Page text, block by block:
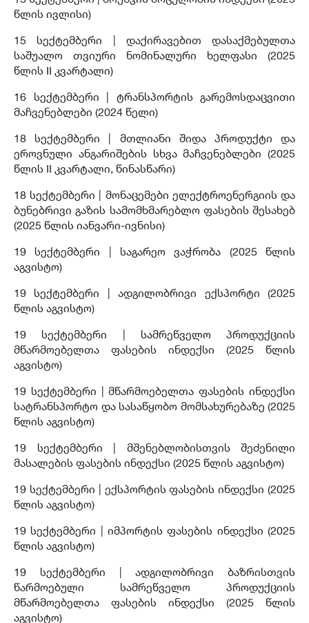
წლის ივლისი)
15 სექტემბერი | დაქირავებით დასაქმებულთა
საშუალო თვიური ნომინალური ხელფასი (2025
წლის II კვარტალი)
16 სექტემბერი | ტრანსპორტის გარემოსდაცვითი
მაჩვენებლები (2024 წელი)
18 სექტემბერი | მთლიანი შიდა პროდუქტი და
ეროვნული ანგარიშების სხვა მაჩვენებლები (2025
წლის II კვარტალი, წინასწარი)
18 სექტემბერი | მონაცემები ელექტროენერგიის და
ბუნებრივი გაზის სამომხმარებლო ფასების შესახებ
(2025 წლის იანვარი-ივნისი)
19 სექტემბერი | საგარეო ვაჭრობა (2025 წლის
აგვისტო)
19 სექტემბერი |ადგილობრივი ექსპორტი (2025
წლის აგვისტო)
19 სექტემბერი | სამრეწველო პროდუქციის
მწარმოებელთა ფასების ინდექსი (2025 წლის
აგვისტო)
19 სექტემბერი |მწარმოებელთა ფასების ინდექსი
სატრანსპორტო და სასაწყობო მომსახურებაზე (2025
წლის აგვისტო)
19 სექტემბერი | მშენებლობისთვის შეძენილი
მასალების ფასების ინდექსი (2025 წლის აგვისტო)
19 სექტემბერი | ექსპორტის ფასების ინდექსი (2025
წლის აგვისტო)
19 სექტემბერი | იმპორტის ფასების ინდექსი (2025
წლის აგვისტო)
19 სექტემბერი |ადგილობრივი ბაზრისთვის
წარმოებული სამრეწველო პროდუქციის
მწარმოებელთა ფასების ინდექსი (2025 წლის
აგვისტო)